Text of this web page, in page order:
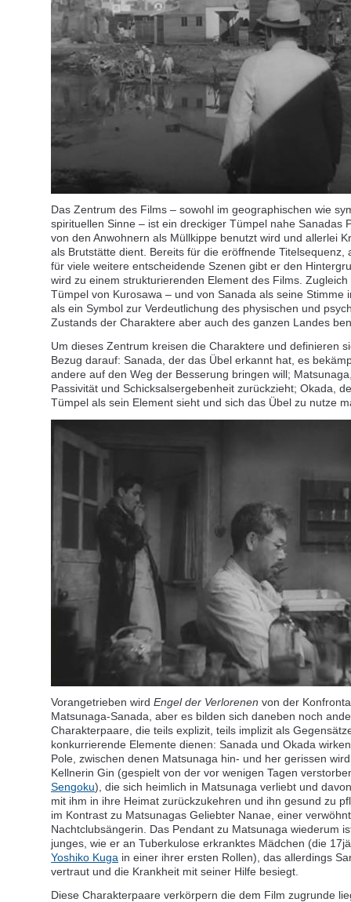
Das Zentrum des Films – sowohl im geographischen wie
spirituellen Sinne – ist ein dreckiger Tümpel nahe Sanadas
von den Anwohnern als Müllkippe benutzt wird und allerlei
als Brutstätte dient. Bereits für die eröffnende Titelsequenz,
für viele weitere entscheidende Szenen gibt er den
wird zu einem strukturierenden Element des Films. Zugleich
Tümpel von Kurosawa – und von Sanada als seine Stimme
als ein Symbol zur Verdeutlichung des physischen und
Zustands der Charaktere aber auch des ganzen Landes
Um dieses Zentrum kreisen die Charaktere und definieren
Bezug darauf: Sanada, der das Übel erkannt hat, es
andere auf den Weg der Besserung bringen will;
Passivität und Schicksalsergebenheit zurückzieht; Okada,
Tümpel als sein Element sieht und sich das Übel zu nutze
Vorangetrieben wird Engel der Verlorenen von der
Matsunaga-Sanada, aber es bilden sich daneben noch
Charakterpaare, die teils explizit, teils implizit als
konkurrierende Elemente dienen: Sanada und Okada
Pole, zwischen denen Matsunaga hin- und her gerissen
Kellnerin Gin (gespielt von der vor wenigen Tagen
Sengoku), die sich heimlich in Matsunaga verliebt und
mit ihm in ihre Heimat zurückzukehren und ihn gesund zu
im Kontrast zu Matsunagas Geliebter Nanae, einer
Nachtclubsängerin. Das Pendant zu Matsunaga wiederum
junges, wie er an Tuberkulose erkranktes Mädchen (die
Yoshiko Kuga in einer ihrer ersten Rollen), das allerdings
vertraut und die Krankheit mit seiner Hilfe besiegt.
Diese Charakterpaare verkörpern die dem Film zugrunde